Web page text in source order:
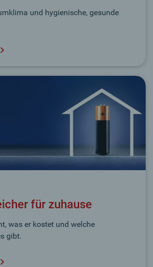
und hygienische, gesunde
für zuhause
was er kostet und welche
gibt.